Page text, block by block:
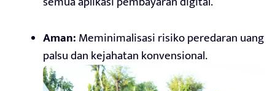
Aman:Meminimalisasi risiko peredaran uang
palsu dan kejahatan konvensional.